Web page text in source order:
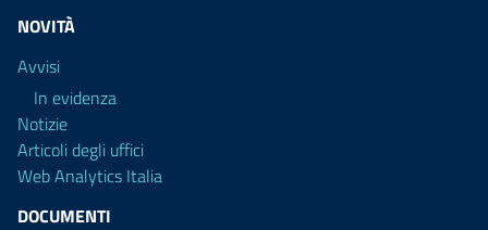
NOVITÀ
Avvisi
In evidenza
Notizie
Articoli degli uffici
Web Analytics Italia
DOCUMENTI